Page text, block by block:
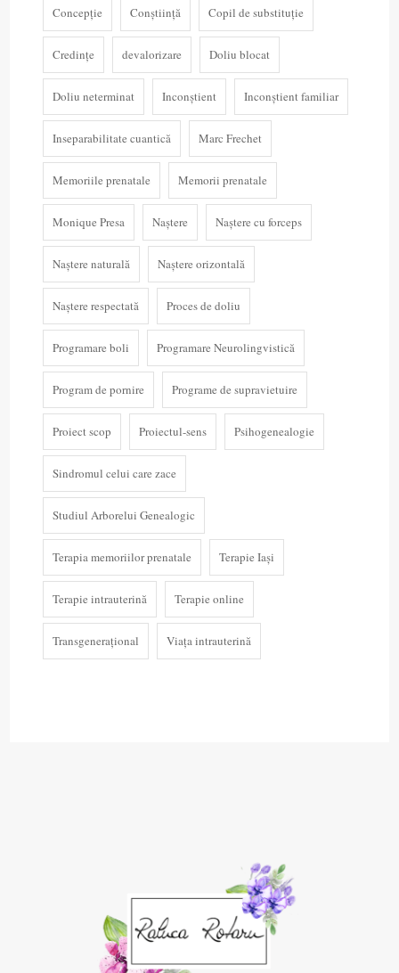
Concepție Conștiință Copil de substituție
Credințe devalorizare Doliu blocat
Doliu neterminat Inconștient Inconștient familiar
Inseparabilitate cuantică Marc Frechet
Memoriile prenatale Memorii prenatale
Monique Presa Naștere Naștere cu forceps
Naștere naturală Naștere orizontală
Naștere respectată Proces de doliu
Programare boli Programare Neurolingvistică
Program de pornire Programe de supravietuire
Proiect scop Proiectul-sens Psihogenealogie
Sindromul celui care zace
Studiul Arborelui Genealogic
Terapia memoriilor prenatale Terapie Iași
Terapie intrauterină Terapie online
Transgenerațional Viața intrauterină